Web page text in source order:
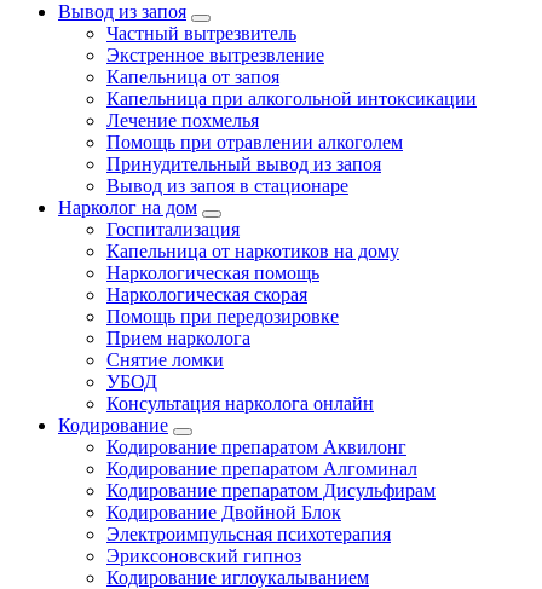
Вывод из запоя
Частный вытрезвитель
Экстренное вытрезвление
Капельница от запоя
Капельница при алкогольной интоксикации
Лечение похмелья
Помощь при отравлении алкоголем
Принудительный вывод из запоя
Вывод из запоя в стационаре
Нарколог на дом
Госпитализация
Капельница от наркотиков на дому
Наркологическая помощь
Наркологическая скорая
Помощь при передозировке
Прием нарколога
Снятие ломки
УБОД
Консультация нарколога онлайн
Кодирование
Кодирование препаратом Аквилонг
Кодирование препаратом Алгоминал
Кодирование препаратом Дисульфирам
Кодирование Двойной Блок
Электроимпульсная психотерапия
Эриксоновский гипноз
Кодирование иглоукалыванием